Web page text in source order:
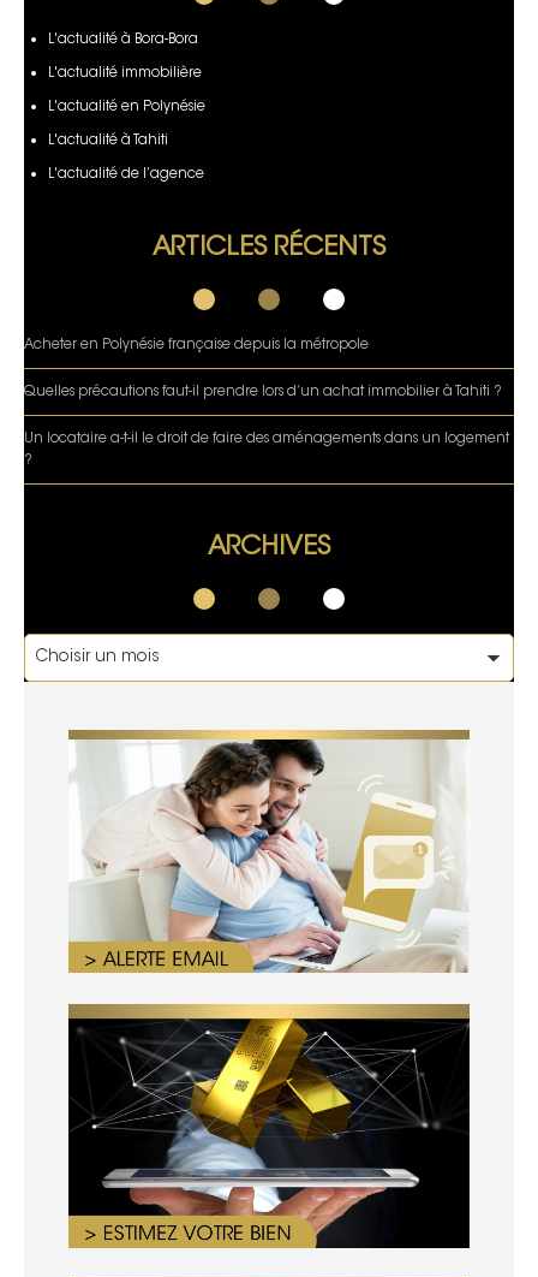
L'actualité à Bora-Bora
L'actualité immobilière
L'actualité en Polynésie
L'actualité à Tahiti
L'actualité de l’agence
ARTICLES RÉCENTS
Acheter en Polynésie française depuis la métropole
Quelles précautions faut-il prendre lors d’un achat immobilier à Tahiti ?
Un locataire a-t-il le droit de faire des aménagements dans un logement
?
ARCHIVES